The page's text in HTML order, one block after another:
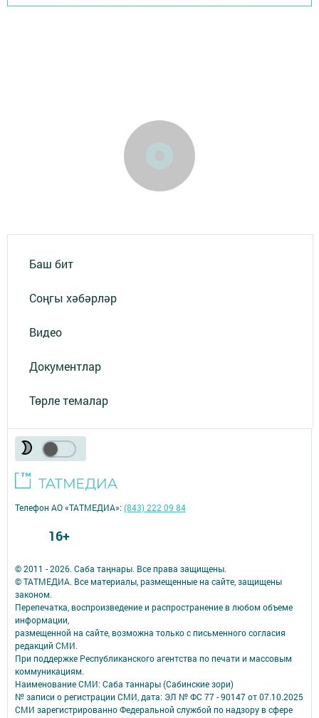
Баш бит
Соңгы хәбәрләр
Видео
Документлар
Төрле темалар
© 2011 - 2026. Саба таңнары. Все права защищены.
© ТАТМЕДИА. Все материалы, размещенные на сайте, защищены
законом.
Перепечатка, воспроизведение и распространение в любом объеме
информации,
размещенной на сайте, возможна только с письменного согласия
редакций СМИ.
При поддержке Республиканского агентства по печати и массовым
коммуникациям.
Наименование СМИ: Саба таннары (Сабинские зори)
№ записи о регистрации СМИ, дата: ЭЛ № ФС 77 - 90147 от 07.10.2025
СМИ зарегистрированно Федеральной службой по надзору в сфере
Телефон АО «ТАТМЕДИА»:(843) 222 09 84
16+